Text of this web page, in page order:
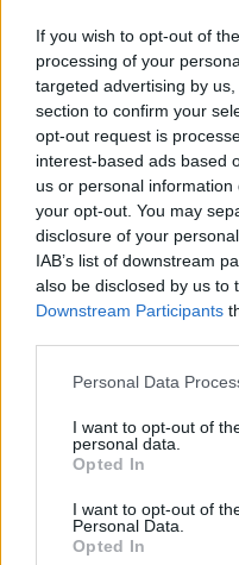
If you wish to opt-out of
processing of your
targeted advertising by
section to confirm your
opt-out request is
interest-based ads based
us or personal
your opt-out. You may
disclosure of your
IAB’s list of downstream
also be disclosed by us to
Downstream Participants
Personal Data
I want to opt-out of
personal data.
Opted In
I want to opt-out of
Personal Data.
Opted In
A hatóságok
Thompson, a
gyanúsítanak. Eric
a nyomozás jelentős
elfogása közel lehet. A
Adams újságíróknak egy
polgármester hozzátette,
KEDVES
A keresett cikk a
tartozik, melynek
regisztrációhoz kötött.
Az előfizetés a
Portfolio.hu teljes
kötéslistái